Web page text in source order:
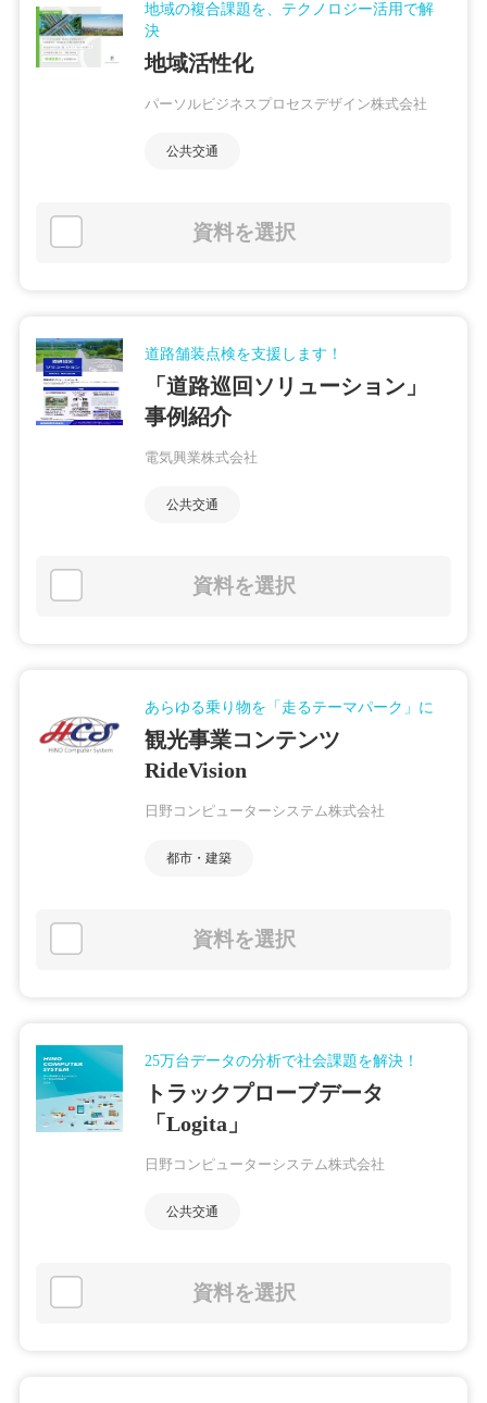
地域の複合課題を、テクノロジー活用で解
決
地域活性化
パーソルビジネスプロセスデザイン株式会社
公共交通
資料を選択
道路舗装点検を支援します！
「道路巡回ソリューション」
事例紹介
電気興業株式会社
公共交通
資料を選択
あらゆる乗り物を「走るテーマパーク」に
観光事業コンテンツ
RideVision
日野コンピューターシステム株式会社
都市・建築
資料を選択
25万台データの分析で社会課題を解決！
トラックプローブデータ
「Logita」
日野コンピューターシステム株式会社
公共交通
資料を選択